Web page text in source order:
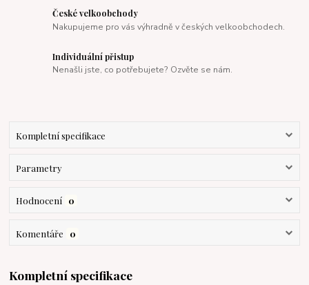
České velkoobchody
Nakupujeme pro vás výhradně v českých velkoobchodech.
Individuální přistup
Nenašli jste, co potřebujete? Ozvěte se nám.
Kompletní specifikace
Parametry
Hodnocení 0
Komentáře 0
Kompletní specifikace